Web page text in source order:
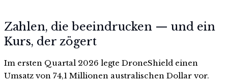
Zahlen, die beeindrucken — und ein
Kurs, der zögert
Im ersten Quartal 2026 legte DroneShield einen
Umsatz von 74,1 Millionen australischen Dollar vor.